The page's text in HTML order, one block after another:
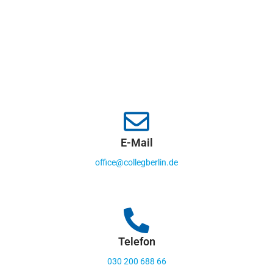
E-Mail
office@collegberlin.de
Telefon
030 200 688 66